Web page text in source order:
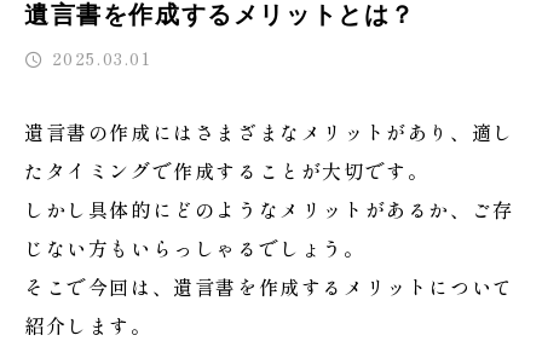
遺言書を作成するメリットとは？
2025.03.01
遺言書の作成にはさまざまなメリットがあり、適し
たタイミングで作成することが大切です。
しかし具体的にどのようなメリットがあるか、ご存
じない方もいらっしゃるでしょう。
そこで今回は、遺言書を作成するメリットについて
紹介します。